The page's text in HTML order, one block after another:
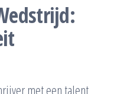
met een talent